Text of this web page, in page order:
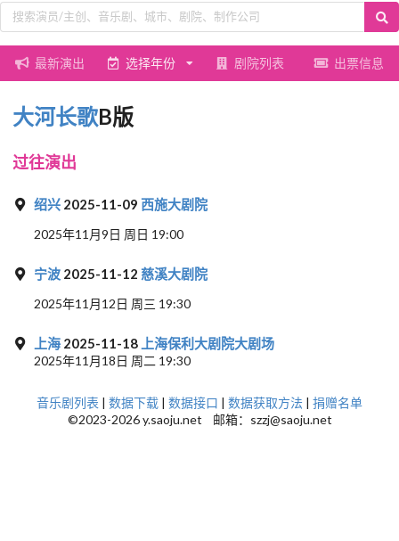
最新演出 选择年份 剧院列表 出票信息
大河长歌B版
过往演出
绍兴 2025-11-09 西施大剧院
2025年11月9日 周日 19:00
宁波 2025-11-12慈溪大剧院
2025年11月12日 周三 19:30
上海 2025-11-18 上海保利大剧院大剧场
2025年11月18日 周二 19:30
音乐剧列表 | 数据下载 | 数据接口 | 数据获取方法 | 捐赠名单
©2023-2026 y.saoju.net 邮箱：szzj@saoju.net